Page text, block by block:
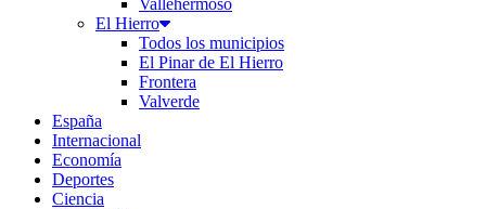
El Hierro
Todos los municipios
El Pinar de El Hierro
Frontera
Valverde
España
Internacional
Economía
Deportes
Ciencia